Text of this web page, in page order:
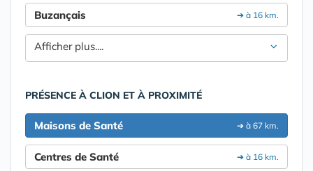
➔ à 16 km.
Buzançais
Afficher plus....
PRÉSENCE À CLION ET À PROXIMITÉ
➔ à 67 km.
Maisons de Santé
➔ à 16 km.
Centres de Santé